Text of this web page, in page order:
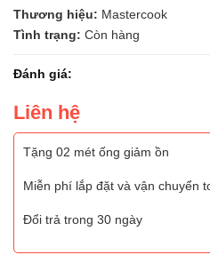
Thương hiệu: Mastercook
Tình trạng: Còn hàng
Đánh giá:
Liên hệ
Tặng 02 mét ống giảm ồn
Miễn phí lắp đặt và vận chuyển
Đổi trả trong 30 ngày